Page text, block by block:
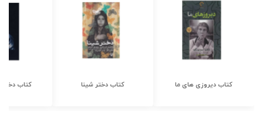
کتاب دیروزی های ما کتاب دختر شینا کتاب دختر